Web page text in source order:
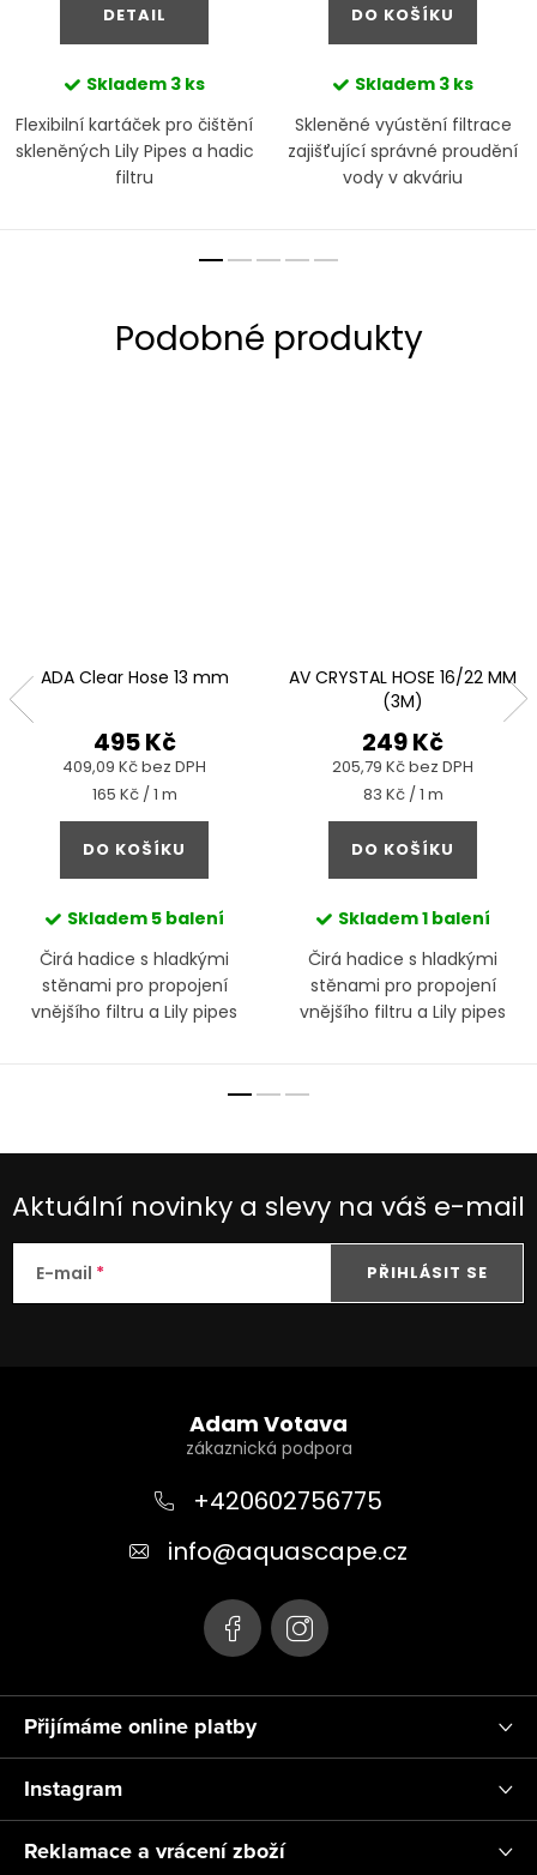
DETAIL
Skladem 3 ks
Flexibilní kartáček pro čištění
skleněných Lily Pipes a hadic
filtru
DO KOŠÍKU
Skladem 3 ks
Skleněné vyústění filtrace
zajišťující správné proudění
vody v akváriu
ADA Clear Hose 13 mm
409,09 Kč bez DPH
495 Kč
Měrná
cena:
165 Kč / 1 m
DO KOŠÍKU
Skladem 5 balení
Čirá hadice s hladkými
stěnami pro propojení
vnějšího filtru a Lily pipes
AV CRYSTAL HOSE 16/22 MM
(3M)
205,79 Kč bez DPH
249 Kč
Měrná
cena:
83 Kč / 1 m
DO KOŠÍKU
Skladem1 balení
Čirá hadice s hladkými
stěnami pro propojení
vnějšího filtru a Lily pipes
Aktuální novinky a slevy na váš e-mail
E-mail PŘIHLÁSIT SE
Přijímáme online platby
Adam Votava
+420602756775
info@aquascape.cz
Instagram
Reklamace a vrácení zboží